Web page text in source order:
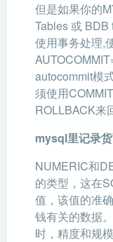
但是如果你的
Tables 或
使用事务处理,
autocommit模
须使用
ROLLBACK来
mysql里记录
NUMERIC和
的类型，这在
值，该值的准
钱有关的数据
时，精度和规